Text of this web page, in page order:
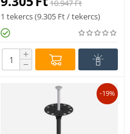
10.947Ft
1 tekercs (9.305 Ft/ tekercs)
+
−
-19%